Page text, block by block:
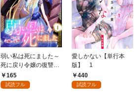
弱い私は死にました～
死に戻り令嬢の復讐
～ 1
165
試読フル
愛しかない【単行本
版】 1
440
試読フル